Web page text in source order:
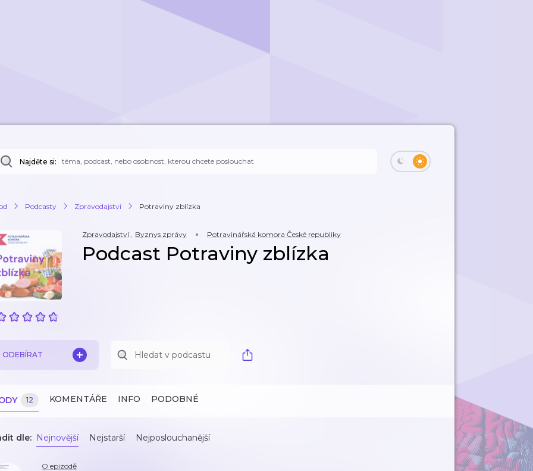
Najděte si:
Podcasty Zpravodajství Potraviny zblízka
Zpravodajství, Byznys zprávy Potravinářská komora České republiky
Podcast Potraviny zblízka
ODEBÍRAT
12 KOMENTÁŘE INFO PODOBNÉ
dle: Nejnovější Nejstarší Nejposlouchanější
O epizodě